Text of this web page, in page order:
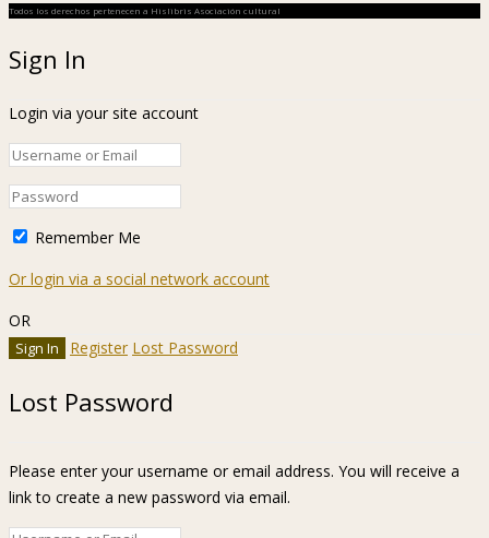
Todos los derechos pertenecen a Hislibris Asociación cultural
Sign In
Login via your site account
Remember Me
Or login via a social network account
OR
Register Lost Password
Lost Password
Please enter your username or email address. You will receive a
link to create a new password via email.